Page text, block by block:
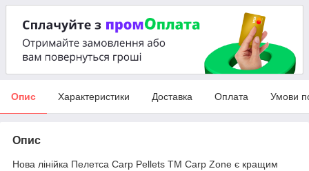
Опис Характеристики Доставка Оплата Умови
Опис
Нова лінійка Пелетса Carp Pellets ТМ Carp Zone є кращим